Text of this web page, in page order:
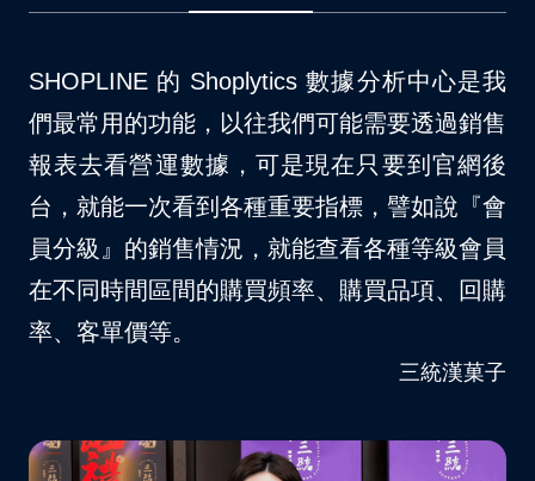
我們原先是採用其他的第三方金流，在使用上
時常碰到一些問題，後來因為開通了
SHOPLINE Payments 以後，對於消費者結
帳等方面確實更順暢許多。自從我們品牌導入
SHOPLINE Payments 以後，大約節省了 10
– 15% 的人力資源消耗。